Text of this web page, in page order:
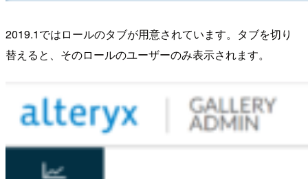
2019.1ではロールのタブが用意されています。タブを切り
替えると、そのロールのユーザーのみ表示されます。